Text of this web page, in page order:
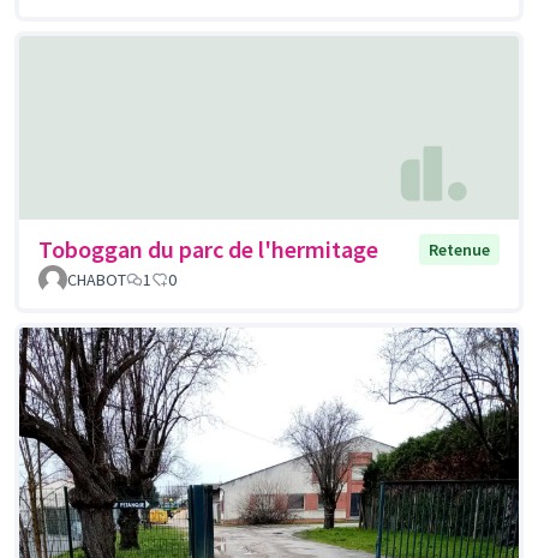
Toboggan du parc de l'hermitage
Retenue
CHABOT
1 0